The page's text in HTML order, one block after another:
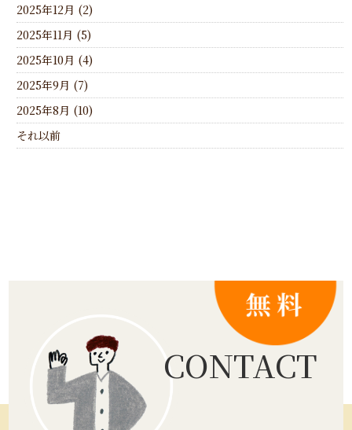
2025年12月 (2)
2025年11月 (5)
2025年10月 (4)
2025年9月 (7)
2025年8月 (10)
それ以前
CONTACT